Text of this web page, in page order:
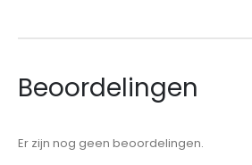
Beoordelingen
Er zijn nog geen beoordelingen.